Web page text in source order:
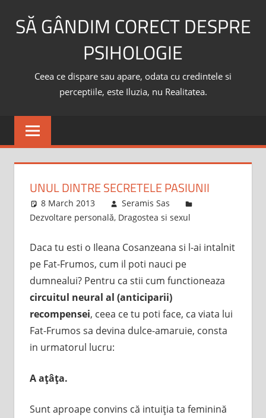
SĂ GÂNDIM CORECT DESPRE
PSIHOLOGIE
Ceea ce dispare sau apare, odata cu credintele si
perceptiile, este Iluzia, nu Realitatea.
UNUL DINTRE SECRETELE PASIUNII
8 March 2013
Seramis Sas
Dezvoltare personală, Dragostea si sexul
Daca tu esti o Ileana Cosanzeana si l-ai intalnit
pe Fat-Frumos, cum il poti nauci pe
dumnealui? Pentru ca stii cum functioneaza
circuitul neural al (anticiparii)
recompensei, ceea ce tu poti face, ca viata lui
Fat-Frumos sa devina dulce-amaruie, consta
in urmatorul lucru:
Aaţâţa.
Sunt aproape convins că intuiţia ta feminină